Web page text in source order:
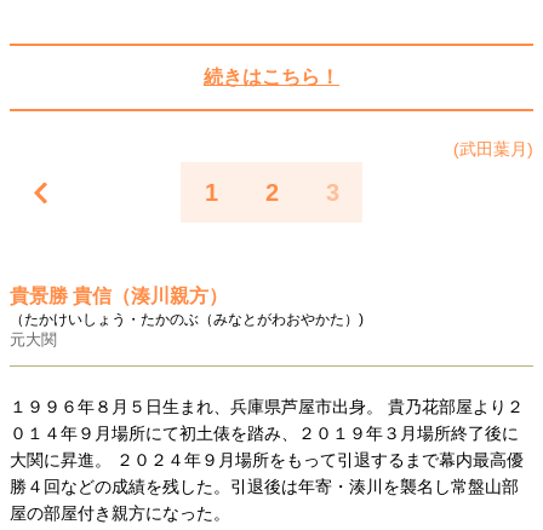
続きはこちら！
(武田葉月)
1 2 3
貴景勝 貴信（湊川親方）
（たかけいしょう・たかのぶ（みなとがわおやかた）)
元大関
１９９６年８月５日生まれ、兵庫県芦屋市出身。 貴乃花部屋より２
０１４年９月場所にて初土俵を踏み、２０１９年３月場所終了後に
大関に昇進。 ２０２４年９月場所をもって引退するまで幕内最高優
勝４回などの成績を残した。引退後は年寄・湊川を襲名し常盤山部
屋の部屋付き親方になった。